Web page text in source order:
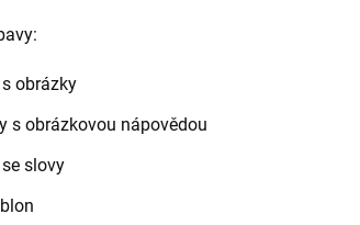
obrázky
s obrázkovou nápovědou
slovy